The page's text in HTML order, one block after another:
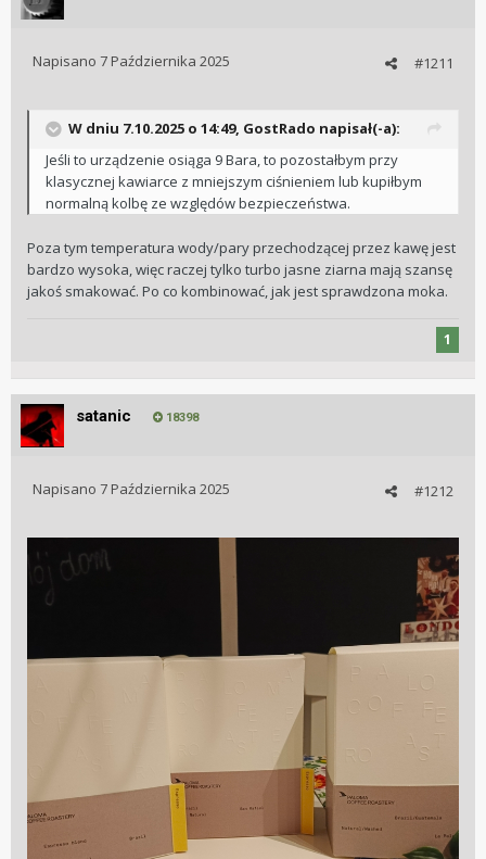
#1211
Napisano 7 Października 2025
W dniu 7.10.2025 o 14:49, GostRado napisał(-a):
Jeśli to urządzenie osiąga 9 Bara, to pozostałbym przy
klasycznej kawiarce z mniejszym ciśnieniem lub kupiłbym
normalną kolbę ze względów bezpieczeństwa.
Poza tym temperatura wody/pary przechodzącej przez kawę jest
bardzo wysoka, więc raczej tylko turbo jasne ziarna mają szansę
jakoś smakować. Po co kombinować, jak jest sprawdzona moka.
1
satanic 18398
#1212
Napisano 7 Października 2025